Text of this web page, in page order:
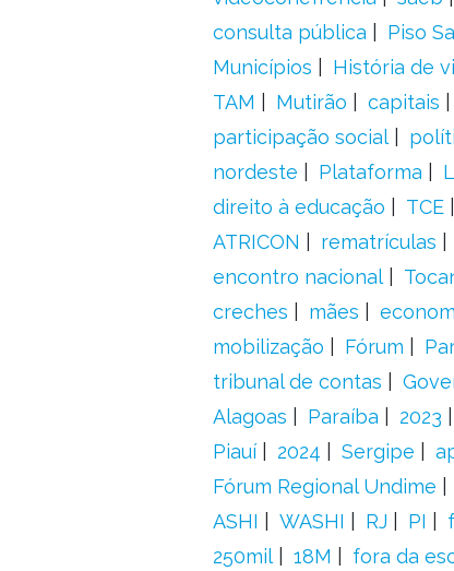
consulta pública
Piso
Municípios
História de
TAM
Mutirão capitais
participação social
nordeste
Plataforma
direito à educação
TCE
ATRICON
rematrículas
encontro nacional
creches
mães
mobilização
Fórum
tribunal de contas
Alagoas
Paraíba 2023
Piauí
2024 Sergipe
Fórum Regional Undime
ASHI
WASHI RJ PI
250mil
18M fora da